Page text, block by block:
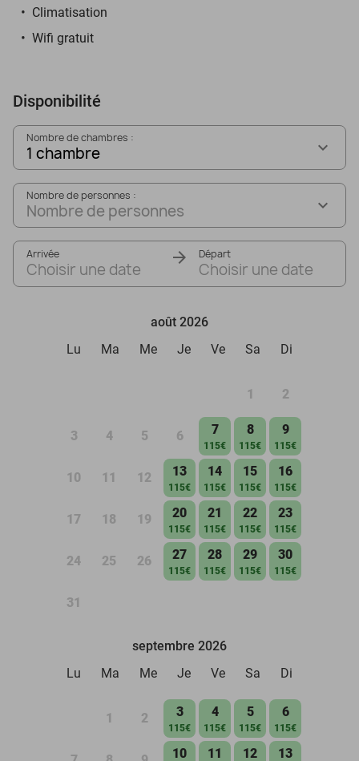
Climatisation
Wifi gratuit
Disponibilité
Nombre de chambres :
1 chambre
Nombre de personnes :
Nombre de personnes
Arrivée
Choisir une date
Départ
Choisir une date
août 2026
Lu
Ma Me Je Ve Sa Di
1 2
3 4 5 6 7
115€
8
115€
9
115€
10 11 12 13
115€
14
115€
15
115€
16
115€
17 18 19 20
115€
21
115€
22
115€
23
115€
24 25 26 27
115€
28
115€
29
115€
30
115€
31
septembre 2026
Lu
Ma Me Je Ve Sa Di
1 2 3
115€
4
115€
5
115€
6
115€
10 11 12 13